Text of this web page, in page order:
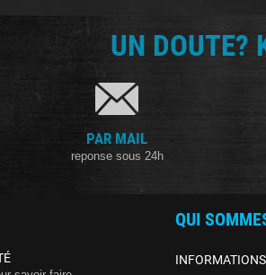
UN DOUTE?
PAR MAIL
reponse sous 24h
QUI